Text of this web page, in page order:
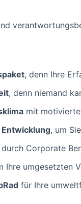
, denn Ihre
, denn niemand
mit
, um
durch Corporate
Ihre umgesetzten
für Ihre